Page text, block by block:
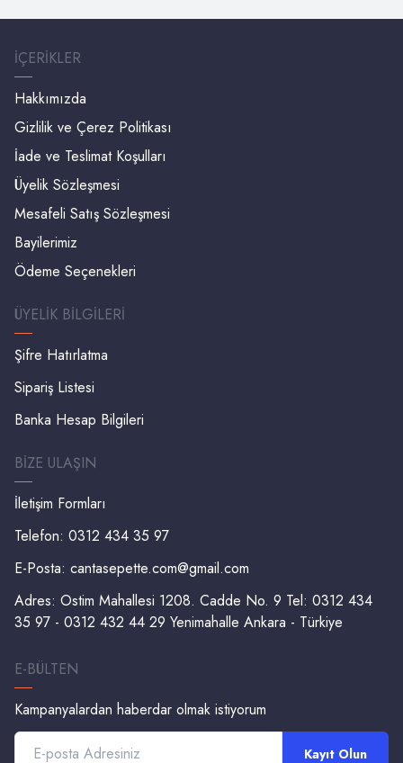
İÇERIKLER
Hakkımızda
Gizlilik ve Çerez Politikası
İade ve Teslimat Koşulları
Üyelik Sözleşmesi
Mesafeli Satış Sözleşmesi
Bayilerimiz
Ödeme Seçenekleri
ÜYELIK BILGILERI
Şifre Hatırlatma
Sipariş Listesi
Banka Hesap Bilgileri
BIZE ULAŞIN
İletişim Formları
Telefon: 0312 434 35 97
E-Posta: cantasepette.com@gmail.com
Adres: Ostim Mahallesi 1208. Cadde No. 9 Tel: 0312 434
35 97 - 0312 432 44 29 Yenimahalle Ankara - Türkiye
E-BÜLTEN
Kampanyalardan haberdar olmak istiyorum
Kayıt Olun